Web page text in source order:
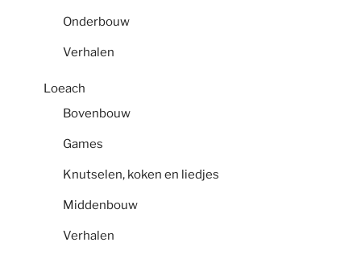
Onderbouw
Verhalen
Loeach
Bovenbouw
Games
Knutselen, koken en liedjes
Middenbouw
Verhalen